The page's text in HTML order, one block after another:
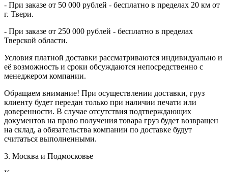
- При заказе от 50 000 рублей - бесплатно в пределах 20 км от
г. Твери.
- При заказе от 250 000 рублей - бесплатно в пределах
Тверской области.
Условия платной доставки рассматриваются индивидуально и
её возможность и сроки обсуждаются непосредственно с
менеджером компании.
Обращаем внимание! При осуществлении доставки, груз
клиенту будет передан только при наличии печати или
доверенности. В случае отсутствия подтверждающих
документов на право получения товара груз будет возвращен
на склад, а обязательства компании по доставке будут
считаться выполненными.
3. Москва и Подмосковье